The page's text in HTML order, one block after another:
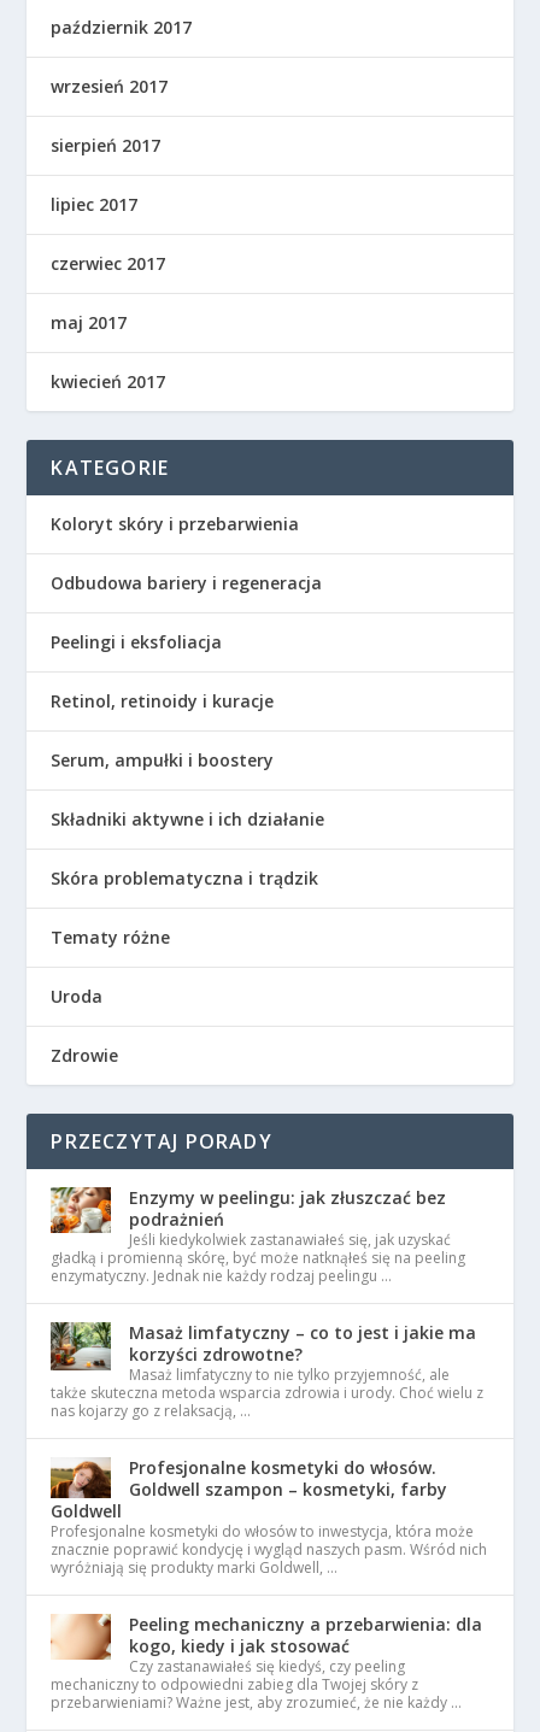
październik 2017
wrzesień 2017
sierpień 2017
lipiec 2017
czerwiec 2017
maj 2017
kwiecień 2017
KATEGORIE
Koloryt skóry i przebarwienia
Odbudowa bariery i regeneracja
Peelingi i eksfoliacja
Retinol, retinoidy i kuracje
Serum, ampułki i boostery
Składniki aktywne i ich działanie
Skóra problematyczna i trądzik
Tematy różne
Uroda
Zdrowie
PRZECZYTAJ PORADY
Enzymy w peelingu: jak złuszczać bez
podrażnień
Jeśli kiedykolwiek zastanawiałeś się, jak uzyskać
gładką i promienną skórę, być może natknąłeś się na peeling
enzymatyczny. Jednak nie każdy rodzaj peelingu …
Masaż limfatyczny – co to jest i jakie ma
korzyści zdrowotne?
Masaż limfatyczny to nie tylko przyjemność, ale
także skuteczna metoda wsparcia zdrowia i urody. Choć wielu z
nas kojarzy go z relaksacją, …
Profesjonalne kosmetyki do włosów.
Goldwell szampon – kosmetyki, farby
Goldwell
Profesjonalne kosmetyki do włosów to inwestycja, która może
znacznie poprawić kondycję i wygląd naszych pasm. Wśród nich
wyróżniają się produkty marki Goldwell, …
Peeling mechaniczny a przebarwienia: dla
kogo, kiedy i jak stosować
Czy zastanawiałeś się kiedyś, czy peeling
mechaniczny to odpowiedni zabieg dla Twojej skóry z
przebarwieniami? Ważne jest, aby zrozumieć, że nie każdy …